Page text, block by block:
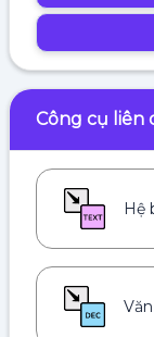
Công cụ liên
Hệ